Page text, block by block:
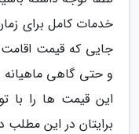
خدمات کامل برای
جایی که قیمت
و حتی گاهی ماهیانه
برایتان در این مطلب